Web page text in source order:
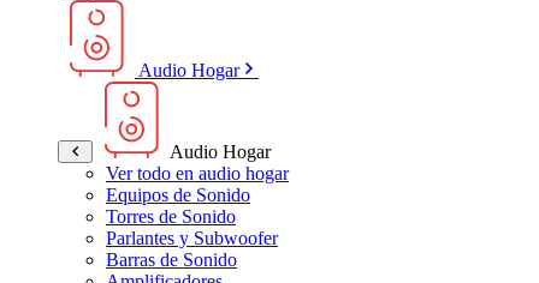
Audio Hogar
Audio Hogar
Ver todo en audio hogar
Equipos de Sonido
Torres de Sonido
Parlantes y Subwoofer
Barras de Sonido